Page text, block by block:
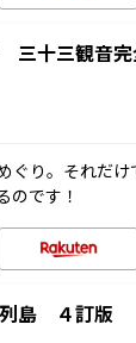
三十三観音
ぐり。それだ
のです！
島 ４訂版